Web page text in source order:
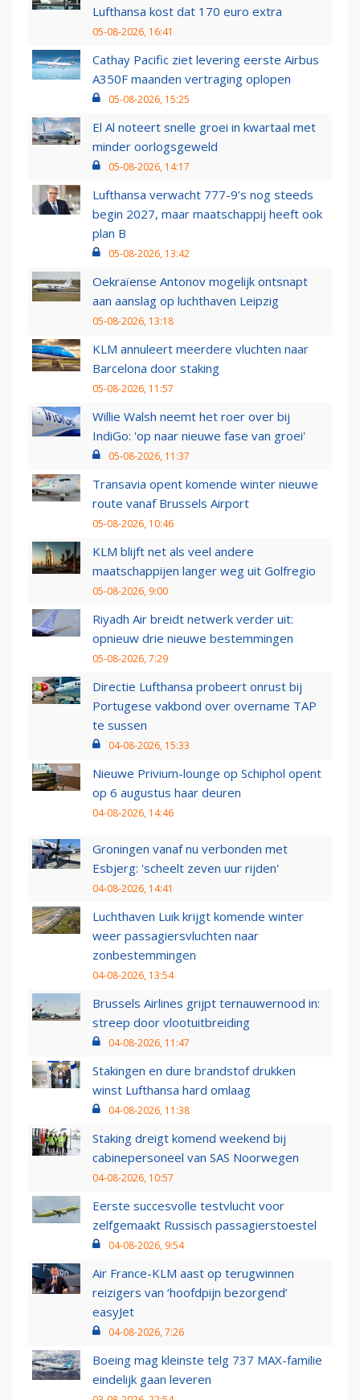
Lufthansa kost dat 170 euro extra
05-08-2026, 16:41
Cathay Pacific ziet levering eerste Airbus
A350F maanden vertraging oplopen
05-08-2026, 15:25
El Al noteert snelle groei in kwartaal met
minder oorlogsgeweld
05-08-2026, 14:17
Lufthansa verwacht 777-9’s nog steeds
begin 2027, maar maatschappij heeft ook
plan B
05-08-2026, 13:42
Oekraïense Antonov mogelijk ontsnapt
aan aanslag op luchthaven Leipzig
05-08-2026, 13:18
KLM annuleert meerdere vluchten naar
Barcelona door staking
05-08-2026, 11:57
Willie Walsh neemt het roer over bij
IndiGo: 'op naar nieuwe fase van groei'
05-08-2026, 11:37
Transavia opent komende winter nieuwe
route vanaf Brussels Airport
05-08-2026, 10:46
KLM blijft net als veel andere
maatschappijen langer weg uit Golfregio
05-08-2026, 9:00
Riyadh Air breidt netwerk verder uit:
opnieuw drie nieuwe bestemmingen
05-08-2026, 7:29
Directie Lufthansa probeert onrust bij
Portugese vakbond over overname TAP
te sussen
04-08-2026, 15:33
Nieuwe Privium-lounge op Schiphol opent
op 6 augustus haar deuren
04-08-2026, 14:46
Groningen vanaf nu verbonden met
Esbjerg: 'scheelt zeven uur rijden'
04-08-2026, 14:41
Luchthaven Luik krijgt komende winter
weer passagiersvluchten naar
zonbestemmingen
04-08-2026, 13:54
Brussels Airlines grijpt ternauwernood in:
streep door vlootuitbreiding
04-08-2026, 11:47
Stakingen en dure brandstof drukken
winst Lufthansa hard omlaag
04-08-2026, 11:38
Staking dreigt komend weekend bij
cabinepersoneel van SAS Noorwegen
04-08-2026, 10:57
Eerste succesvolle testvlucht voor
zelfgemaakt Russisch passagierstoestel
04-08-2026, 9:54
Air France-KLM aast op terugwinnen
reizigers van ‘hoofdpijn bezorgend’
easyJet
04-08-2026, 7:26
Boeing mag kleinste telg 737 MAX-familie
eindelijk gaan leveren